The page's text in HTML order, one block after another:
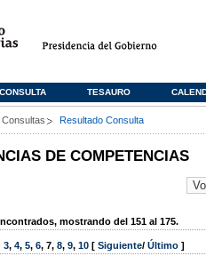
CONSULTA TESAURO
Consultas Resultado Consulta
DE COMPETENCIAS
mostrando del 151 al 175.
3, 4, 5, 6, 7, 8, 9, 10 [ Siguiente/ Último ]